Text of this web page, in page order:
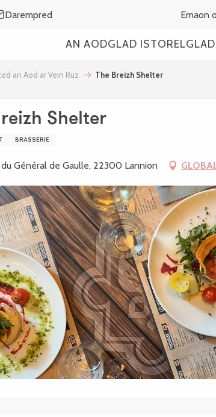
Darempred Emaon
AN AODGLAD ISTOREL
an Aod ar Vein Ruz The Breizh Shelter
Shelter
BRASSERIE
Général de Gaulle, 22300 Lannion